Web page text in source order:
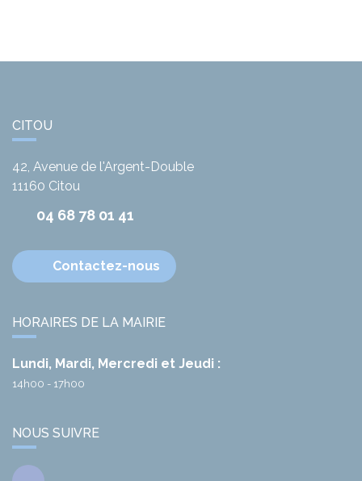
CITOU
42, Avenue de l'Argent-Double
11160 Citou
04 68 78 01 41
Contactez-nous
HORAIRES DE LA MAIRIE
Lundi, Mardi, Mercredi et Jeudi :
14h00 - 17h00
NOUS SUIVRE